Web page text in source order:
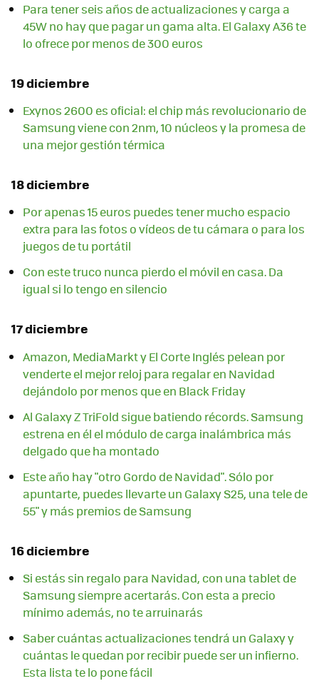
Para tener seis años de actualizaciones y carga a
45W no hay que pagar un gama alta. El Galaxy A36 te
lo ofrece por menos de 300 euros
19 diciembre
Exynos 2600 es oficial: el chip más revolucionario de
Samsung viene con 2nm, 10 núcleos y la promesa de
una mejor gestión térmica
18 diciembre
Por apenas 15 euros puedes tener mucho espacio
extra para las fotos o vídeos de tu cámara o para los
juegos de tu portátil
Con este truco nunca pierdo el móvil en casa. Da
igual si lo tengo en silencio
17 diciembre
Amazon, MediaMarkt y El Corte Inglés pelean por
venderte el mejor reloj para regalar en Navidad
dejándolo por menos que en Black Friday
Al Galaxy Z TriFold sigue batiendo récords. Samsung
estrena en él el módulo de carga inalámbrica más
delgado que ha montado
Este año hay "otro Gordo de Navidad". Sólo por
apuntarte, puedes llevarte un Galaxy S25, una tele de
55" y más premios de Samsung
16 diciembre
Si estás sin regalo para Navidad, con una tablet de
Samsung siempre acertarás. Con esta a precio
mínimo además, no te arruinarás
Saber cuántas actualizaciones tendrá un Galaxy y
cuántas le quedan por recibir puede ser un infierno.
Esta lista te lo pone fácil